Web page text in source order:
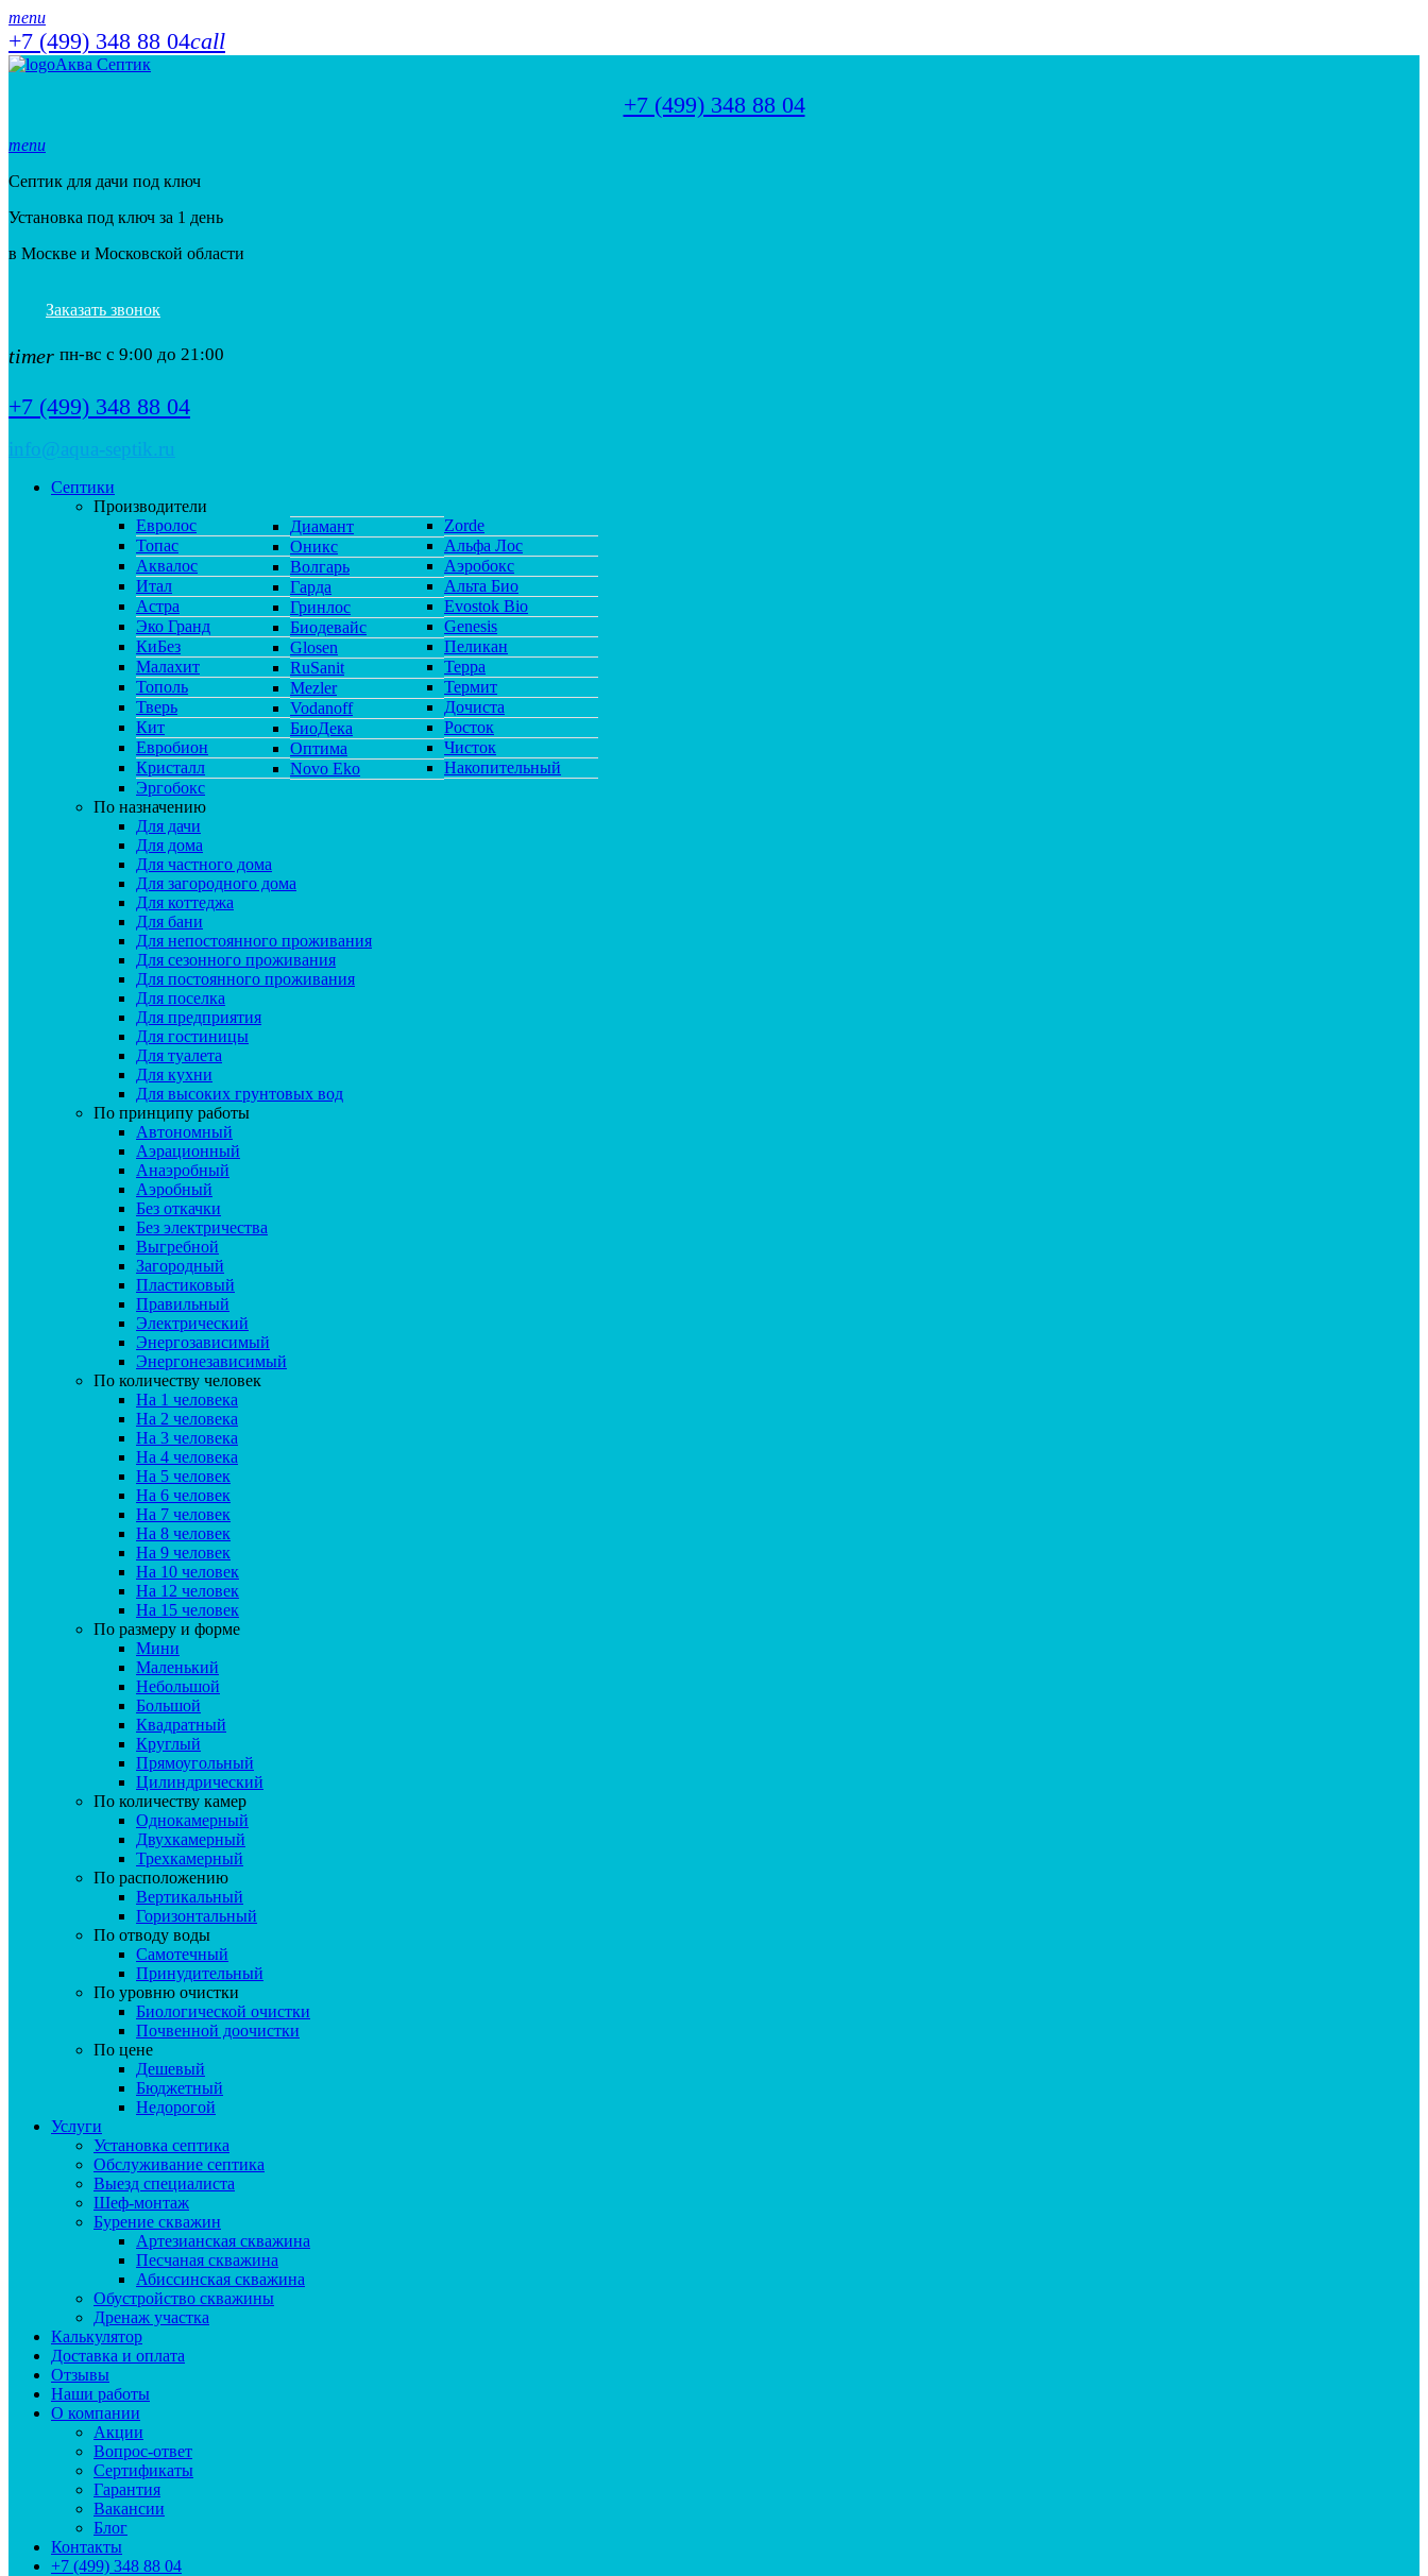
menu
+7 (499) 348 88 04call
Аква Септик
+7 (499) 348 88 04
menu
Септик для дачи под ключ
Установка под ключ за 1 день
в Москве и Московской области
Заказать звонок
timer пн-вс с 9:00 до 21:00
+7 (499) 348 88 04
info@aqua-septik.ru
Септики
Производители
Евролос
Топас
Аквалос
Итал
Астра
Эко Гранд
КиБез
Малахит
Тополь
Тверь
Кит
Евробион
Кристалл
Эргобокс
Диамант
Оникс
Волгарь
Гарда
Гринлос
Биодевайс
Glosen
RuSanit
Mezler
Vodanoff
БиоДека
Оптима
Novo Eko
Zorde
Альфа Лос
Аэробокс
Альта Био
Evostok Bio
Genesis
Пеликан
Терра
Термит
Дочиста
Росток
Чисток
Накопительный
По назначению
Для дачи
Для дома
Для частного дома
Для загородного дома
Для коттеджа
Для бани
Для непостоянного проживания
Для сезонного проживания
Для постоянного проживания
Для поселка
Для предприятия
Для гостиницы
Для туалета
Для кухни
Для высоких грунтовых вод
По принципу работы
Автономный
Аэрационный
Анаэробный
Аэробный
Без откачки
Без электричества
Выгребной
Загородный
Пластиковый
Правильный
Электрический
Энергозависимый
Энергонезависимый
По количеству человек
На 1 человека
На 2 человека
На 3 человека
На 4 человека
На 5 человек
На 6 человек
На 7 человек
На 8 человек
На 9 человек
На 10 человек
На 12 человек
На 15 человек
По размеру и форме
Мини
Маленький
Небольшой
Большой
Квадратный
Круглый
Прямоугольный
Цилиндрический
По количеству камер
Однокамерный
Двухкамерный
Трехкамерный
По расположению
Вертикальный
Горизонтальный
По отводу воды
Самотечный
Принудительный
По уровню очистки
Биологической очистки
Почвенной доочистки
По цене
Дешевый
Бюджетный
Недорогой
Услуги
Установка септика
Обслуживание септика
Выезд специалиста
Шеф-монтаж
Бурение скважин
Артезианская скважина
Песчаная скважина
Абиссинская скважина
Обустройство скважины
Дренаж участка
Калькулятор
Доставка и оплата
Отзывы
Наши работы
О компании
Акции
Вопрос-ответ
Сертификаты
Гарантия
Вакансии
Блог
Контакты
+7 (499) 348 88 04